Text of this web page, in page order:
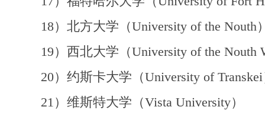
18）北方大学（University of the Nouth
19）西北大学（University of the Nouth
20）约斯卡大学（University of Transkei
21）维斯特大学（Vista University）